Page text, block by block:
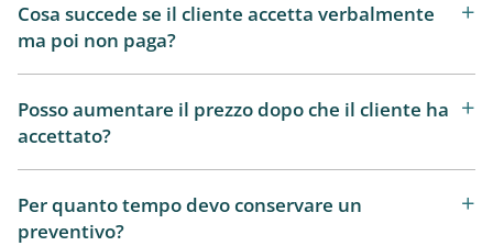
Cosa succede se il cliente accetta verbalmente
ma poi non paga?
Posso aumentare il prezzo dopo che il cliente ha
accettato?
Per quanto tempo devo conservare un
preventivo?